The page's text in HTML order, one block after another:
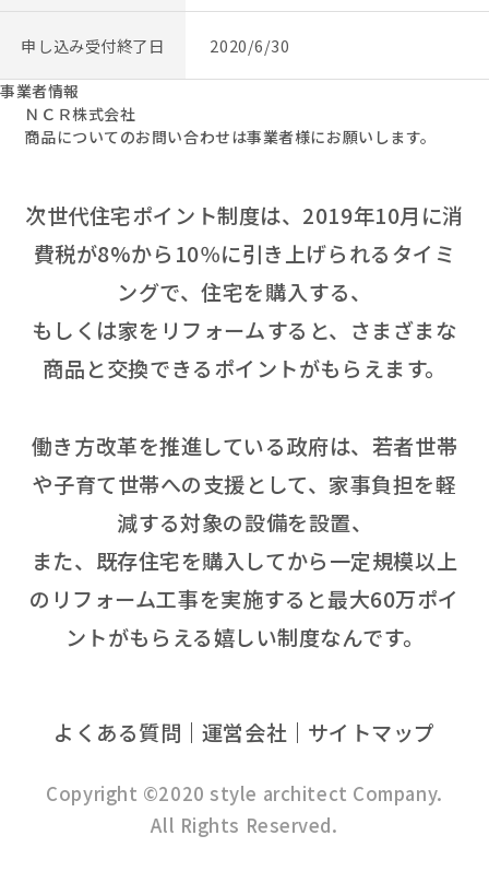
申し込み受付終了日 2020/6/30
事業者情報
ＮＣＲ株式会社
商品についてのお問い合わせは事業者様にお願いします。
次世代住宅ポイント制度は、2019年10月に消
費税が8%から10％に引き上げられるタイミ
ングで、住宅を購入する、
もしくは家をリフォームすると、さまざまな
商品と交換できるポイントがもらえます。
働き方改革を推進している政府は、若者世帯
や子育て世帯への支援として、家事負担を軽
減する対象の設備を設置、
また、既存住宅を購入してから一定規模以上
のリフォーム工事を実施すると最大60万ポイ
ントがもらえる嬉しい制度なんです。
よくある質問 運営会社 サイトマップ
Copyright ©2020 style architect Company.
All Rights Reserved.